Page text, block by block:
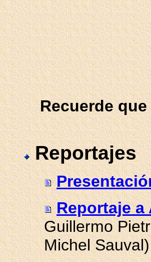
Recuerde
Reportajes
Reportaje
Guillermo
Michel Sauval)